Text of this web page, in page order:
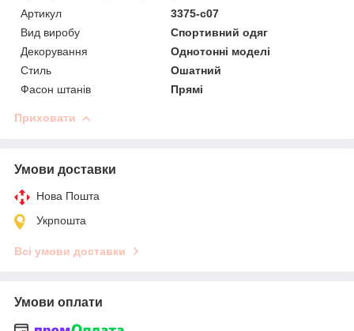
Артикул
3375-c07
Вид виробу
Спортивний одяг
Декорування
Однотонні моделі
Стиль
Ошатний
Фасон штанів
Прямі
Приховати
Умови доставки
Нова Пошта
Укрпошта
Всі умови доставки
Умови оплати